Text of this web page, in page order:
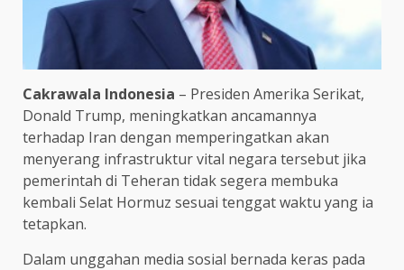
Cakrawala Indonesia – Presiden Amerika Serikat,
Donald Trump, meningkatkan ancamannya
terhadap Iran dengan memperingatkan akan
menyerang infrastruktur vital negara tersebut jika
pemerintah di Teheran tidak segera membuka
kembali Selat Hormuz sesuai tenggat waktu yang ia
tetapkan.
Dalam unggahan media sosial bernada keras pada